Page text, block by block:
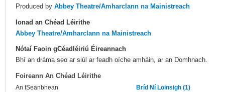
Produced by Abbey Theatre/Amharclann na Mainistreach
Ionad an Chéad Léirithe
Abbey Theatre/Amharclann na Mainistreach
Nótaí Faoin gCéadléiriú Éireannach
Bhí an dráma seo ar siúl ar feadh oíche amháin, ar an Domhnach.
Foireann An Chéad Léirithe
An tSeanbhean
Bríd Ní Loinsigh (1)